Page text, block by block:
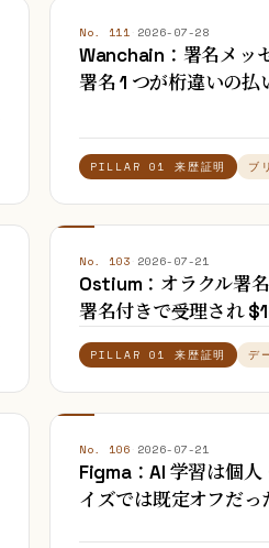
No. 111 2026-07-28
Wanchain：署名メッ
署名 1 つが桁違いの
PILLAR 01 来歴証明 ブ
No. 103 2026-07-21
Ostium：オラクル署
署名付きで受理され
PILLAR 01 来歴証明 デ
No. 106 2026-07-21
Figma：AI 学習は個
イズでは既定オフだっ